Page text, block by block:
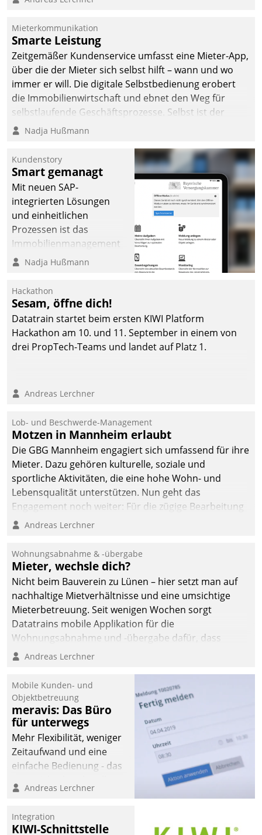
Mieterkommunikation
Smarte Leistung
Zeitgemäßer Kundenservice umfasst eine Mieter-App,
über die der Mieter sich selbst hilft – wann und wo
immer er will. Die digitale Selbstbedienung erobert
die Immobilienwirtschaft und ebnet den Weg für
selbstlaufende Geschäftsprozesse. Selbst ist der
Kunde und smart der Serviceanbieter.
Nadja Hußmann
Kundenstory
Smart gemanagt
Mit neuen SAP-
integrierten Lösungen
und einheitlichen
Prozessen ist das
Immobilienmanagement
der Bayerischen
Ressort Kapitalanlage für
künftige Aufgaben und
Herausforderungen
gerüstet.
Nadja Hußmann
Hackathon
Sesam, öffne dich!
Datatrain startet beim ersten KIWI Platform
Hackathon am 10. und 11. September in einem von
drei PropTech-Teams und landet auf Platz 1.
Andreas Lerchner
Lob- und Beschwerde-Management
Motzen in Mannheim erlaubt
Die GBG Mannheim engagiert sich umfassend für ihre
Mieter. Dazu gehören kulturelle, soziale und
sportliche Aktivitäten, die eine hohe Wohn- und
Lebensqualität unterstützen. Nun geht das
Engagement noch weiter: Für die zügige Bearbeitung
von Beschwerden – oder Lob – richtet das
und Beschwerde-Management einen eigenen Kanal
ein.
Andreas Lerchner
Wohnungsabnahme & -übergabe
Mieter, wechsle dich?
Nicht beim Bauverein zu Lünen – hier setzt man auf
nachhaltige Mietverhältnisse und eine umsichtige
Mieterbetreuung. Seit wenigen Wochen sorgt
Datatrains mobile Applikation für die
Wohnungsabnahme und -übergabe dafür, dass
Mieter wohlgeordnet kommen und, so es sein muss,
Andreas Lerchner
Mobile Kunden- und
Objektbetreuung
meravis: Das Büro
für unterwegs
Mehr Flexibilität, weniger
Zeitaufwand und eine
einfache Bedienung - das
Cockpit für mobile
Datatrain. Die meravis
Andreas Lerchner
Integration
KIWI-Schnittstelle